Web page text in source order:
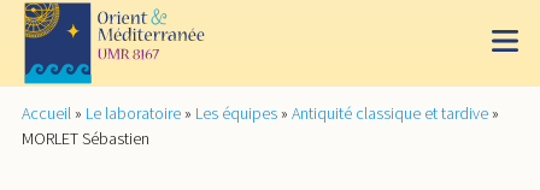
Accueil » Le laboratoire » Les équipes » Antiquité classique et tardive »
MORLET Sébastien